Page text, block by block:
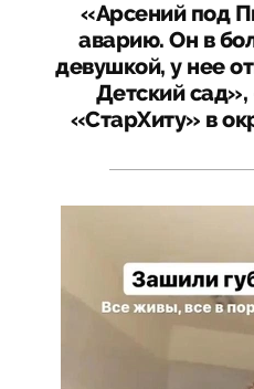
«Арсений под
аварию. Он в
девушкой, у нее
Детский
«СтарХиту» в